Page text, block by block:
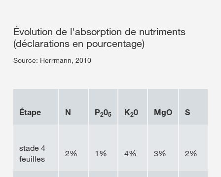
Évolution de l'absorption de nutriments
(déclarations en pourcentage)
Source: Herrmann, 2010
Étape N P205 K20 MgO S
stade 4
feuilles
2% 1% 4% 3% 2%